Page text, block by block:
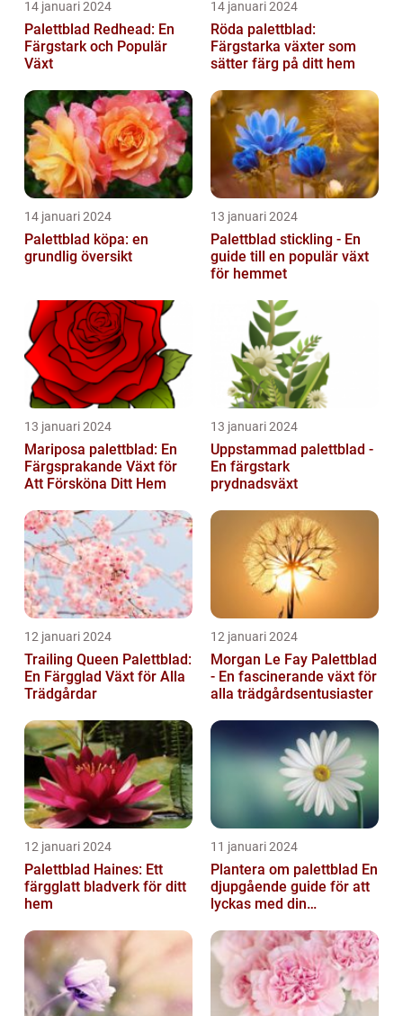
14 januari 2024
Palettblad Redhead: En
Färgstark och Populär
Växt
14 januari 2024
Röda palettblad:
Färgstarka växter som
sätter färg på ditt hem
14 januari 2024
Palettblad köpa: en
grundlig översikt
13 januari 2024
Palettblad stickling - En
guide till en populär växt
för hemmet
13 januari 2024
Mariposa palettblad: En
Färgsprakande Växt för
Att Försköna Ditt Hem
13 januari 2024
Uppstammad palettblad -
En färgstark
prydnadsväxt
12 januari 2024
Trailing Queen Palettblad:
En Färgglad Växt för Alla
Trädgårdar
12 januari 2024
Morgan Le Fay Palettblad
- En fascinerande växt för
alla trädgårdsentusiaster
12 januari 2024
Palettblad Haines: Ett
färgglatt bladverk för ditt
hem
11 januari 2024
Plantera om palettblad En
djupgående guide för att
lyckas med din